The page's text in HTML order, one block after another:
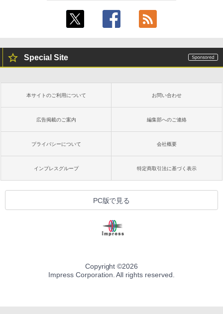
ラインコード版
￥1,600
Microsoft Office Home & Business 202
4(最新 永続版)|オンラインコード版|Wind
￥39,582
Robloxギフトカード - 2,000 Robux 【限
定バーチャルアイテムを含む】 【オンラ
インゲームコード】 ロブロックス | オン
ラインコード版
ト): Java & Bedrock Edition | オンライ
ンコード版
￥3,600
￥480
非エンジニア 初心者 素人 でも安心 使い
方 マニュアル AI副業にもコンテンツ作成
にもKindle出版にも！ 非エンジニアのた
￥99
1冊ですべて身につくHTML & CSSとWe
bデザイン入門講座［第2版］
￥1,292
ードウェア・市販ソフトウェアのパーフ
ェクトリストと最新エミュレータ紹介
書籍リーダー、ブラック、16GB、広告な
Kindle Paperwhite シグニチャーエディ
るさ自動調整、色調調節ライト、12週間
持続バッテリー、広告なし、メタリック
Amazon Kindle Colorsoft | 16GBストレ
ージ、防水、7インチカラーディスプレ
イ、色調調節ライト、最大8週間持続バッ
テリー、広告無し、ブラック (2025年発
売)
￥31,980
New Amazon Kindle Scribe Colorsoft |
11インチカラーディスプレイ、64GBスト
き、グラファイト
￥115,980
Special Site
本サイトのご利用について お問い合わせ
広告掲載のご案内 編集部へのご連絡
プライバシーについて 会社概要
インプレスグループ 特定商取引法に基づく表示
PC版で見る
Copyright ©2026
Impress Corporation. All rights reserved.